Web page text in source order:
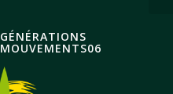
GÉNÉRATIONS
MOUVEMENTS06